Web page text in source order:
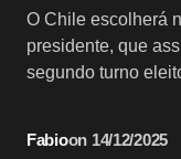
O Chile escolherá
presidente, que
segundo turno
Fabioon 14/12/2025